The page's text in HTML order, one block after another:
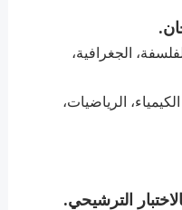
الجغرافية،
الرياضيات،
الترشيحي.